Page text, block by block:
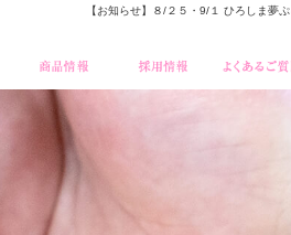
【お知らせ】８/２５・9/１ ひろしま夢